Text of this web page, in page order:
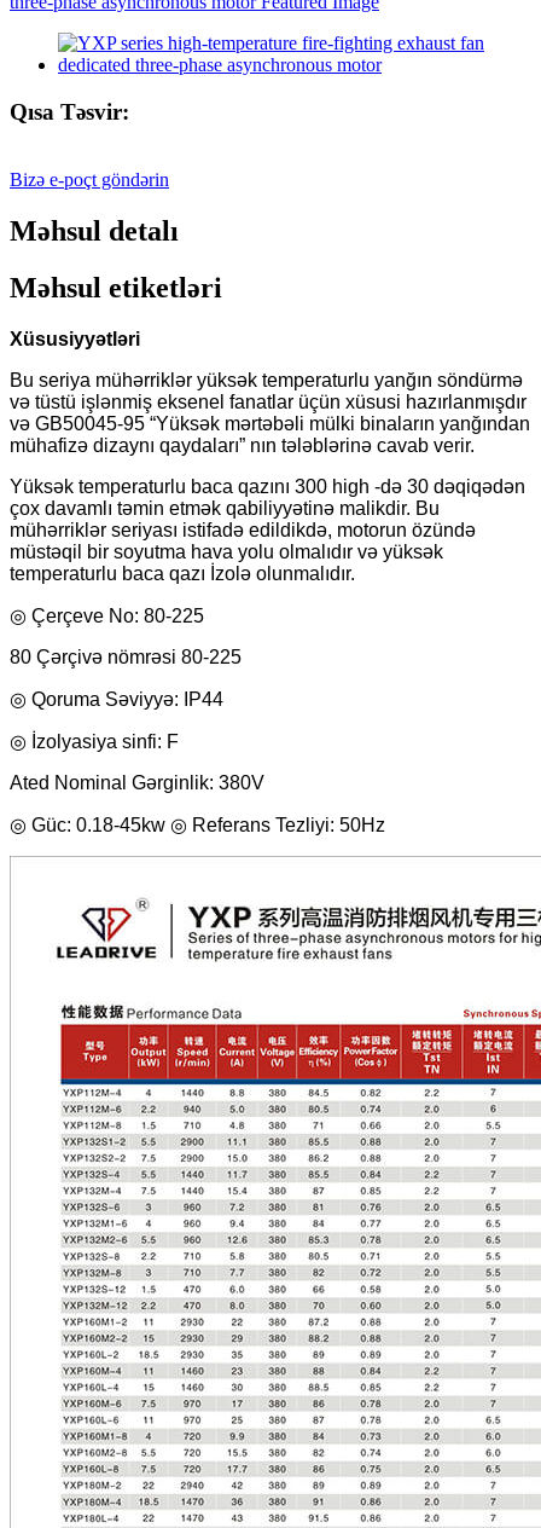
Qısa Təsvir:
Bizə e-poçt göndərin
Məhsul detalı
Məhsul etiketləri
Xüsusiyyətləri
Bu seriya mühərriklər yüksək temperaturlu yanğın söndürmə
və tüstü işlənmiş eksenel fanatlar üçün xüsusi hazırlanmışdır
və GB50045-95 “Yüksək mərtəbəli mülki binaların yanğından
mühafizə dizaynı qaydaları” nın tələblərinə cavab verir.
Yüksək temperaturlu baca qazını 300 high -də 30 dəqiqədən
çox davamlı təmin etmək qabiliyyətinə malikdir. Bu
mühərriklər seriyası istifadə edildikdə, motorun özündə
müstəqil bir soyutma hava yolu olmalıdır və yüksək
temperaturlu baca qazı İzolə olunmalıdır.
◎ Çerçeve No: 80-225
80 Çərçivə nömrəsi 80-225
◎ Qoruma Səviyyə: IP44
◎ İzolyasiya sinfi: F
Ated Nominal Gərginlik: 380V
◎ Güc: 0.18-45kw ◎ Referans Tezliyi: 50Hz